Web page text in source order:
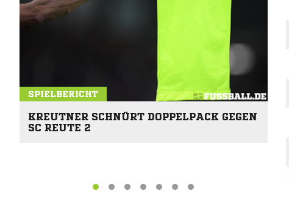
SPIELBERICHT
KREUTNER SCHNÜRT DOPPELPACK GEGEN
SC REUTE 2